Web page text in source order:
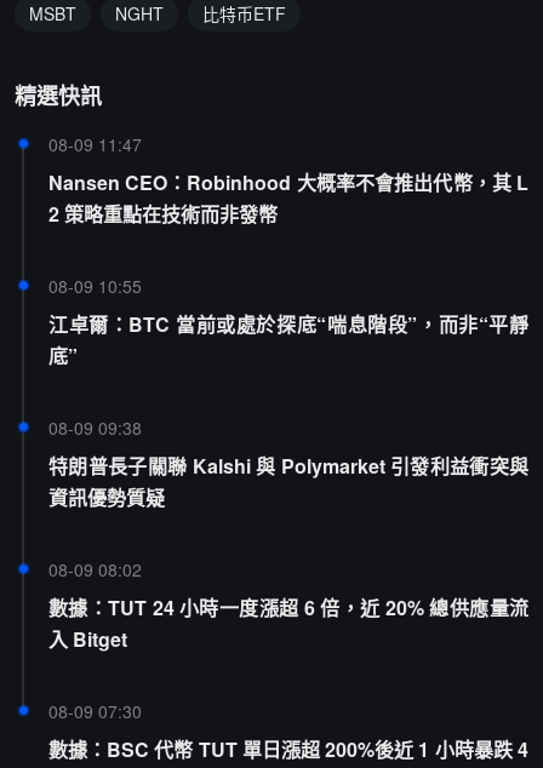
MSBT NGHT 比特币ETF
精選快訊
08-09 11:47
Nansen CEO：Robinhood 大概率不會推出代幣，其 L
2 策略重點在技術而非發幣
08-09 10:55
江卓爾：BTC 當前或處於探底“喘息階段”，而非“平靜
底”
08-09 09:38
特朗普長子關聯 Kalshi 與 Polymarket 引發利益衝突與
資訊優勢質疑
08-09 08:02
數據：TUT 24 小時一度漲超 6 倍，近 20% 總供應量流
入 Bitget
08-09 07:30
數據：BSC 代幣 TUT 單日漲超 200%後近 1 小時暴跌 4